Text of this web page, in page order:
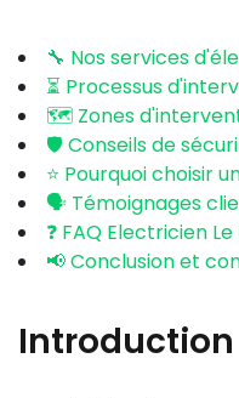
🔧 Nos services
⏳ Processus
🗺️ Zones
🛡️ Conseils de
⭐ Pourquoi choisir
🗣️ Témoignages
❓ FAQ Electricien
📢 Conclusion et
Introduction